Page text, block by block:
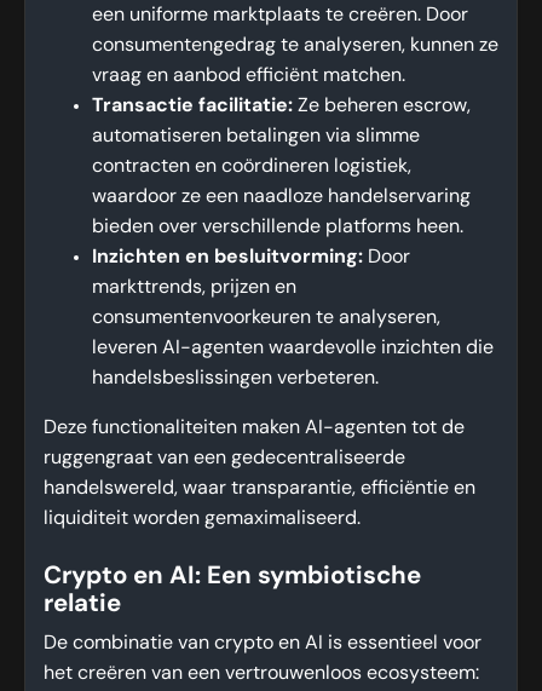
een uniforme marktplaats te creëren. Door
consumentengedrag te analyseren, kunnen ze
vraag en aanbod efficiënt matchen.
Transactie facilitatie: Ze beheren escrow,
automatiseren betalingen via slimme
contracten en coördineren logistiek,
waardoor ze een naadloze handelservaring
bieden over verschillende platforms heen.
Inzichten en besluitvorming: Door
markttrends, prijzen en
consumentenvoorkeuren te analyseren,
leveren AI-agenten waardevolle inzichten die
handelsbeslissingen verbeteren.
Deze functionaliteiten maken AI-agenten tot de
ruggengraat van een gedecentraliseerde
handelswereld, waar transparantie, efficiëntie en
liquiditeit worden gemaximaliseerd.
Crypto en AI: Een symbiotische
relatie
De combinatie van crypto en AI is essentieel voor
het creëren van een vertrouwenloos ecosysteem: